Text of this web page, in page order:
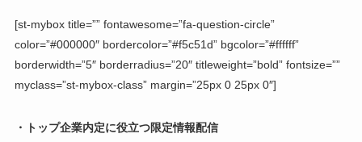
[st-mybox title=”” fontawesome=”fa-question-circle”
color=”#000000″ bordercolor=”#f5c51d” bgcolor=”#ffffff”
borderwidth=”5″ borderradius=”20″ titleweight=”bold” fontsize=””
myclass=”st-mybox-class” margin=”25px 0 25px 0″]
・トップ企業内定に役立つ限定情報配信